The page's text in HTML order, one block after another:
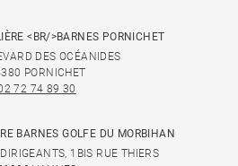
<BR/>BARNES PORNICHET
DES OCÉANIDES
PORNICHET
72 74 89 30
BARNES GOLFE DU MORBIHAN
1BIS RUE THIERS